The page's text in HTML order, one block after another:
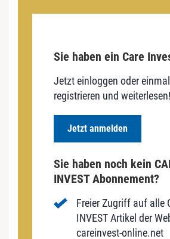
Sie haben ein Care
Jetzt einloggen oder
registrieren und weiterlesen!
Jetzt anmelden
Sie haben noch kein
INVEST Abonnement?
Freier Zugriff auf alle
INVEST Artikel der
careinvest-online.net